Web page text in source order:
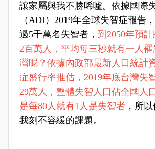
讓家屬與我不勝唏噓。依據國際
（ADI）2019年全球失智症報告
過5千萬名失智者， 到2050年預
2百萬人，平均每三秒就有一人
灣呢？依據內政部最新人口統計
症盛行率推估，2019年底台灣失
29萬人，整體失智人口佔全國人
是每80人就有1人是失智者，所
我刻不容緩的課題。